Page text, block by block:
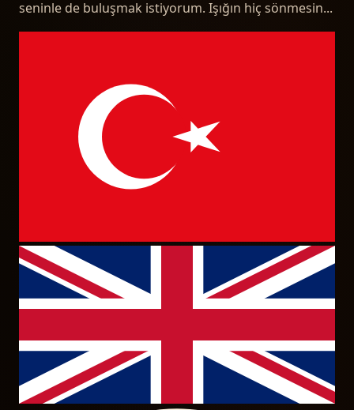
seninle de buluşmak istiyorum. Işığın hiç sönmesin...